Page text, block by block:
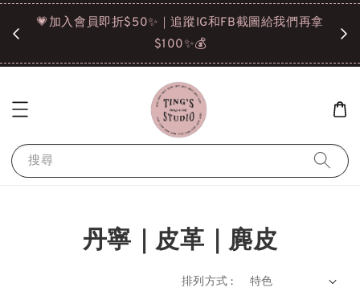
選
💗加入會員即折$50✨｜追蹤IG和FB截圖給我們再拿
$100✨💰
搜尋
丹寧｜皮革｜麂皮
排列方式 :